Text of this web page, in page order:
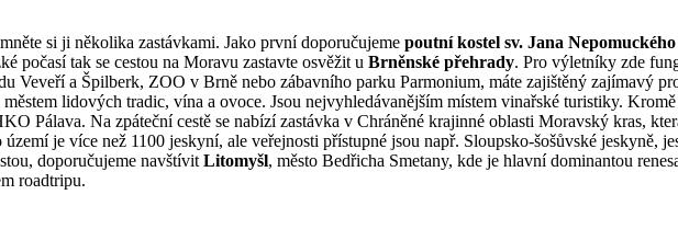
si ji několika zastávkami. Jako první doporučujeme poutní kostel sv. Jana
počasí tak se cestou na Moravu zastavte osvěžit u Brněnské přehrady. Pro výletníky zde
Veveří a Špilberk, ZOO v Brně nebo zábavního parku Parmonium, máte zajištěný zajímavý
městem lidových tradic, vína a ovoce. Jsou nejvyhledávanějším místem vinařské turistiky.
Pálava. Na zpáteční cestě se nabízí zastávka v Chráněné krajinné oblasti Moravský kras,
je více než 1100 jeskyní, ale veřejnosti přístupné jsou např. Sloupsko-šošůvské jeskyně,
doporučujeme navštívit Litomyšl, město Bedřicha Smetany, kde je hlavní dominantou
roadtripu.